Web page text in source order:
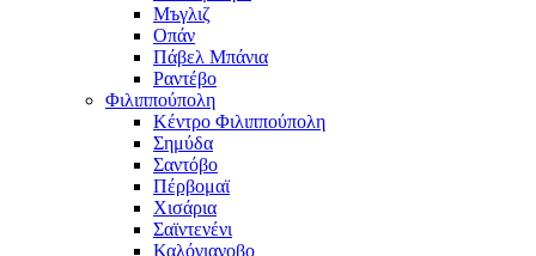
Μъγλιζ
Οπάν
Πάβελ Μπάνια
Ραντέβο
Φιλιππούπολη
Κέντρο Φιλιππούπολη
Σημύδα
Σαντόβο
Πέρβομαϊ
Χισάρια
Σαϊντενένι
Καλόγιανοβο